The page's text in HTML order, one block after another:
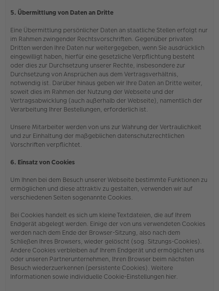
5. Übermittlung von Daten an Dritte
Eine Übermittlung persönlicher Daten an staatliche Stellen erfolgt nur
im Rahmen zwingender Rechtsvorschriften. Gegenüber privaten
Dritten werden Ihre Daten nur weitergegeben, wenn Sie ausdrücklich
eingewilligt haben, hierfür eine gesetzliche Verpflichtung besteht
oder dies zur Durchsetzung unserer Rechte, insbesondere zur
Durchsetzung von Ansprüchen aus dem Vertragsverhältnis,
notwendig ist. Darüber hinaus geben wir Ihre Daten an Dritte weiter,
soweit dies im Rahmen der Nutzung der Webseite und der
Vertragsabwicklung (auch außerhalb der Webseite), namentlich der
Verarbeitung Ihrer Bestellungen, erforderlich ist.
Unsere Mitarbeiter werden von uns zur Wahrung der Vertraulichkeit
und zur Einhaltung der maßgeblichen datenschutzrechtlichen
Vorschriften verpflichtet.
6. Einsatz von Cookies
Um Ihnen bei dem Besuch unserer Webseite bestimmte Funktionen zu
ermöglichen und diese attraktiv zu gestalten, verwenden wir auf
verschiedenen Seiten sogenannte Cookies.
Bei Cookies handelt es sich um kleine Textdateien, die auf Ihrem
Endgerät abgelegt werden. Einige der von uns verwendeten Cookies
werden nach dem Ende der Browser-Sitzung, also nach dem
Schließen Ihres Browsers, wieder gelöscht (sog. Sitzungs-Cookies).
Andere Cookies verbleiben auf Ihrem Endgerät und ermöglichen uns
oder unseren Partnerunternehmen, Ihren Browser beim nächsten
Besuch wiederzuerkennen (persistente Cookies). Weitere
Informationen sowie individuelle Cookie-Einstellungen hier.